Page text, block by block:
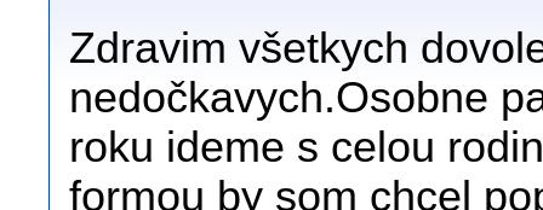
Zdravim všetkych
nedočkavych.Osobne
roku ideme s celou
formou by som chcel